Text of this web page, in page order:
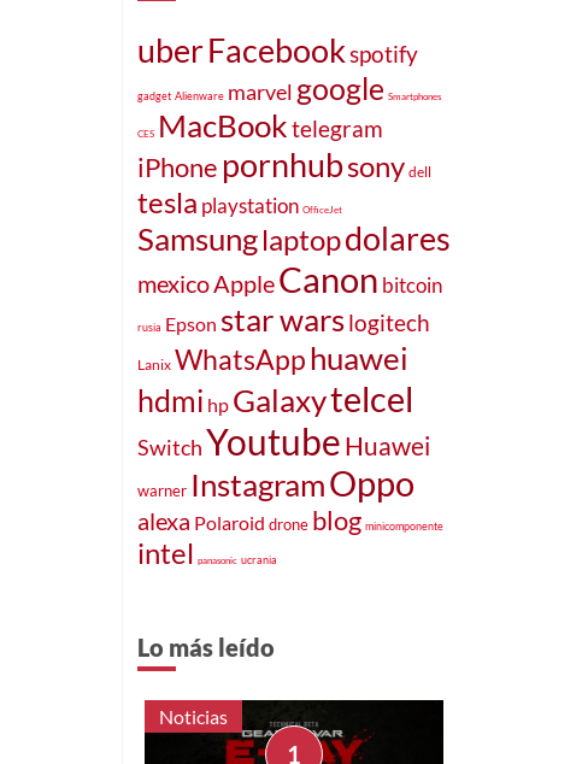
uberFacebookspotify
gadget Alienware marvel google Smartphones
CES MacBooktelegram
iPhone pornhubsony dell
tesla playstation OfficeJet
Samsunglaptopdolares
mexicoAppleCanon bitcoin
rusia Epson star warslogitech
Lanix WhatsApphuawei
hdmi hp Galaxytelcel
SwitchYoutube Huawei
warner InstagramOppo
alexa Polaroid drone blog minicomponente
intel panasonic ucrania
Lo más leído
Noticias